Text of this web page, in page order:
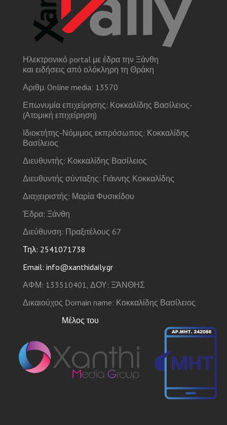
Ηλεκτρονικό portal με έδρα την Ξάνθη
και ειδήσεις από ολόκληρη τη Θράκη
Αριθμ. Online media: 13570
Επωνυμία επιχείρησης: Κοκκαλίδης Βασίλειος-
(Ατομική επιχείρηση)
Ιδιοκτήτης-Νόμιμος εκπρόσωπος: Κοκκαλίδης
Βασίλειος
Διευθυντής: Κοκκαλίδης Βασίλειος
Διευθυντής σύνταξης: Γιάννης Κοκκαλίδης
Διαχειριστής: Μαρία Φυσικίδου
Έδρα: Ξάνθη
Διεύθυνση: Πραξιτέλους 67
Τηλ: 2541071738
Email: info@xanthidaily.gr
ΑΦΜ: 133510401, ΔΟΥ: ΞΆΝΘΗΣ
Δικαιούχος Domain name: Κοκκαλίδης Βασίλειος
Μέλος του